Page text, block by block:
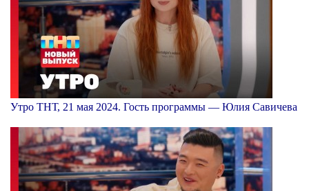
Утро ТНТ, 21 мая 2024. Гость программы — Юлия Савичева